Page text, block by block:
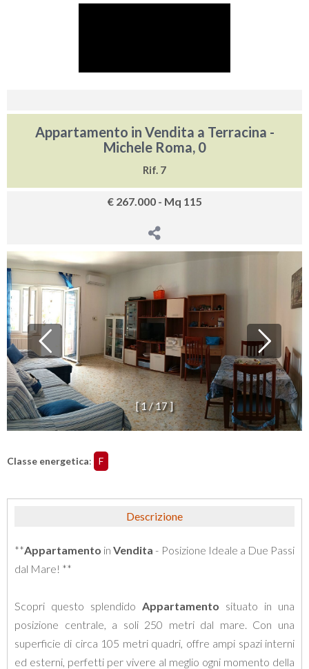
Appartamento in Vendita a Terracina -
Michele Roma, 0
Rif. 7
€ 267.000 - Mq 115
[1/17 ]
Classe energetica: F
Descrizione
**Appartamento inVendita - Posizione Ideale a Due Passi
dal Mare! **
Scopri questo splendido Appartamento situato in una
posizione centrale, a soli 250 metri dal mare. Con una
superficie di circa 105 metri quadri, offre ampi spazi interni
ed esterni, perfetti per vivere al meglio ogni momento della